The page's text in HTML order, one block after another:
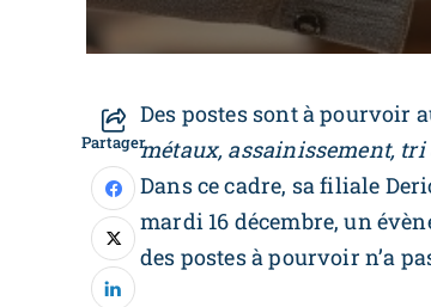
Partager
Des postes sont à pourvoir
métaux, assainissement, tri
Dans ce cadre, sa filiale
mardi 16 décembre, un
des postes à pourvoir n’a